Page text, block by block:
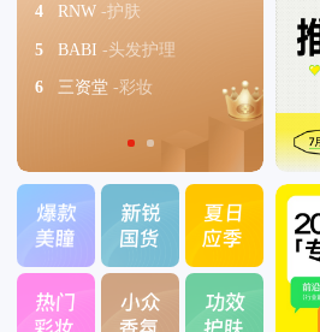
4
RNW -护肤
5
BABI -头发护理
6
三资堂 -彩妆